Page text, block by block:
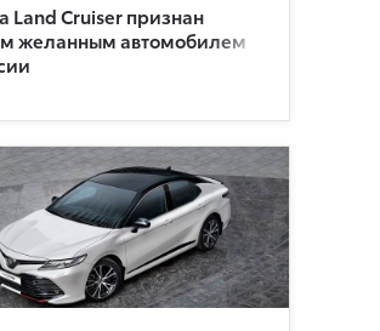
Land Cruiser признан
желанным автомобилем